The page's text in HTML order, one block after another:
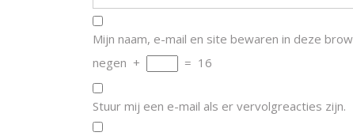
Mijn naam, e-mail en site bewaren in deze
negen + = 16
Stuur mij een e-mail als er vervolgreacties zijn.